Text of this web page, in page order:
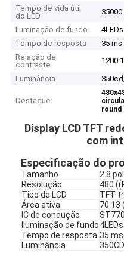
Tempo de vida útil
do LED
35000
Iluminação de fundo
4LEDs
Tempo de resposta
35 ms
Relação de
contraste
1200:1
Luminância
Destaque:
round
Display LCD TFT
com
Especificação do
Tamanho
2.8
Resolução
480
Tipo de LCD
TFT
Área ativa
70.13
IC de condução
Iluminação de fundo4LEDs
Tempo de resposta 35 ms
Luminância